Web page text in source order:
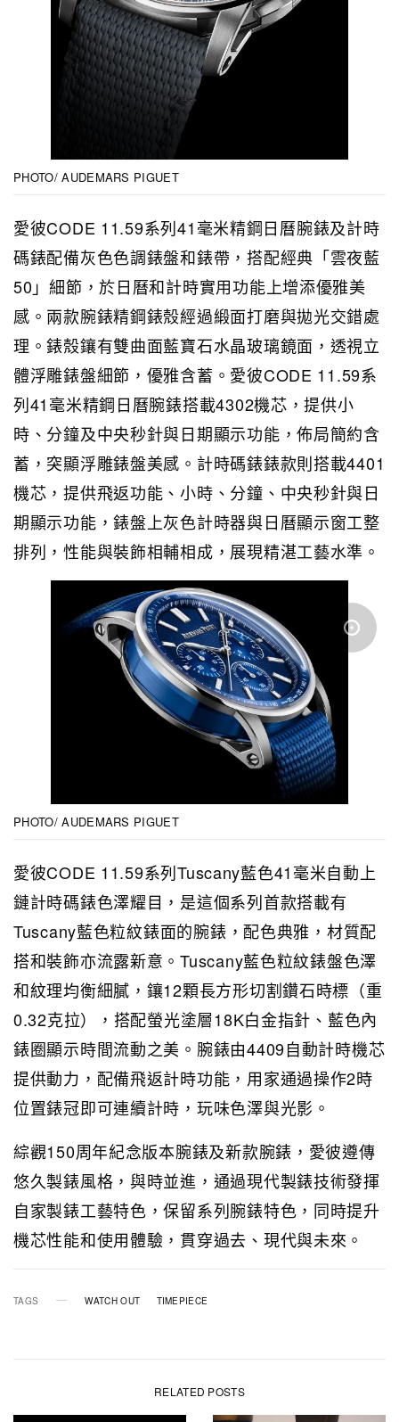
PHOTO/ AUDEMARS PIGUET
愛彼CODE 11.59系列41毫米精鋼日曆腕錶及計時
碼錶配備灰色色調錶盤和錶帶，搭配經典「雲夜藍
50」細節，於日曆和計時實用功能上增添優雅美
感。兩款腕錶精鋼錶殼經過緞面打磨與拋光交錯處
理。錶殼鑲有雙曲面藍寶石水晶玻璃鏡面，透視立
體浮雕錶盤細節，優雅含蓄。愛彼CODE 11.59系
列41毫米精鋼日曆腕錶搭載4302機芯，提供小
時、分鐘及中央秒針與日期顯示功能，佈局簡約含
蓄，突顯浮雕錶盤美感。計時碼錶錶款則搭載4401
機芯，提供飛返功能、小時、分鐘、中央秒針與日
期顯示功能，錶盤上灰色計時器與日曆顯示窗工整
排列，性能與裝飾相輔相成，展現精湛工藝水準。
PHOTO/ AUDEMARS PIGUET
愛彼CODE 11.59系列Tuscany藍色41毫米自動上
鏈計時碼錶色澤耀目，是這個系列首款搭載有
Tuscany藍色粒紋錶面的腕錶，配色典雅，材質配
搭和裝飾亦流露新意。Tuscany藍色粒紋錶盤色澤
和紋理均衡細膩，鑲12顆長方形切割鑽石時標（重
0.32克拉），搭配螢光塗層18K白金指針、藍色內
錶圈顯示時間流動之美。腕錶由4409自動計時機芯
提供動力，配備飛返計時功能，用家通過操作2時
位置錶冠即可連續計時，玩味色澤與光影。
綜觀150周年紀念版本腕錶及新款腕錶，愛彼遵傳
悠久製錶風格，與時並進，通過現代製錶技術發揮
自家製錶工藝特色，保留系列腕錶特色，同時提升
機芯性能和使用體驗，貫穿過去、現代與未來。
TAGS WATCH OUT TIMEPIECE
RELATED POSTS